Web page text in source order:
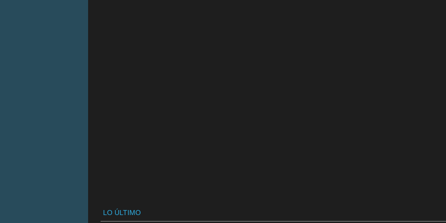
LO ÚLTIMO